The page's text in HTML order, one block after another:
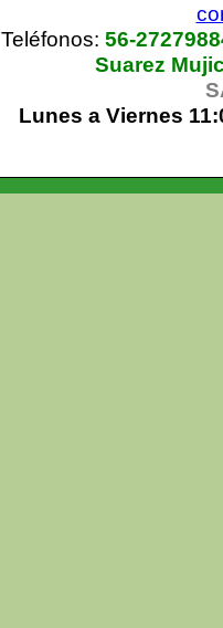
Teléfonos: 56-
Suarez
Lunes a Viernes